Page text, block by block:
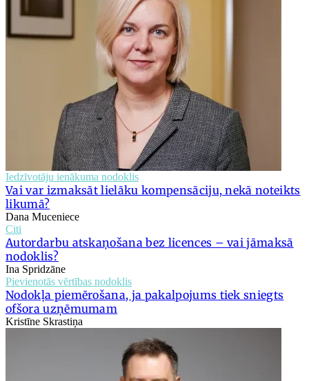
Iedzīvotāju ienākuma nodoklis
Vai var izmaksāt lielāku kompensāciju, nekā noteikts
likumā?
Dana Muceniece
Citi
Autordarbu atskaņošana bez licences – vai jāmaksā
nodoklis?
Ina Spridzāne
Pievienotās vērtības nodoklis
Nodokļa piemērošana, ja pakalpojums tiek sniegts
ofšora uzņēmumam
Kristīne Skrastiņa